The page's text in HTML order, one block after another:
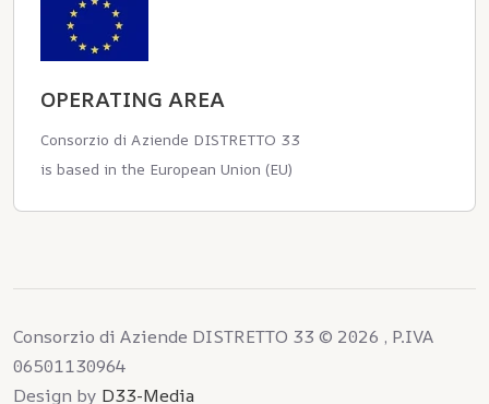
OPERATING AREA
Consorzio di Aziende DISTRETTO 33
is based in the European Union (EU)
Consorzio di Aziende DISTRETTO 33 © 2026 , P.IVA
06501130964
Design by D33-Media